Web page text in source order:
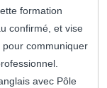
formation
confirmé, et vise
communiquer
avec Pôle